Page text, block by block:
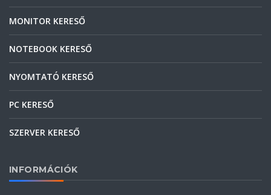
MONITOR KERESŐ
NOTEBOOK KERESŐ
NYOMTATÓ KERESŐ
PC KERESŐ
SZERVER KERESŐ
INFORMÁCIÓK